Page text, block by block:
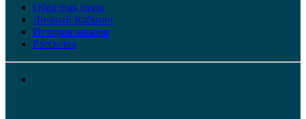
Обратная связь
Личный Кабинет
История заказов
Рассылка